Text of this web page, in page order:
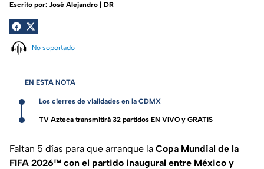
Escrito por: José Alejandro | DR
No soportado
EN ESTA NOTA
Los cierres de vialidades en la CDMX
TV Azteca transmitirá 32 partidos EN VIVO y GRATIS
Faltan 5 días para que arranque la Copa Mundial de la
FIFA 2026™ con el partido inaugural entre México y